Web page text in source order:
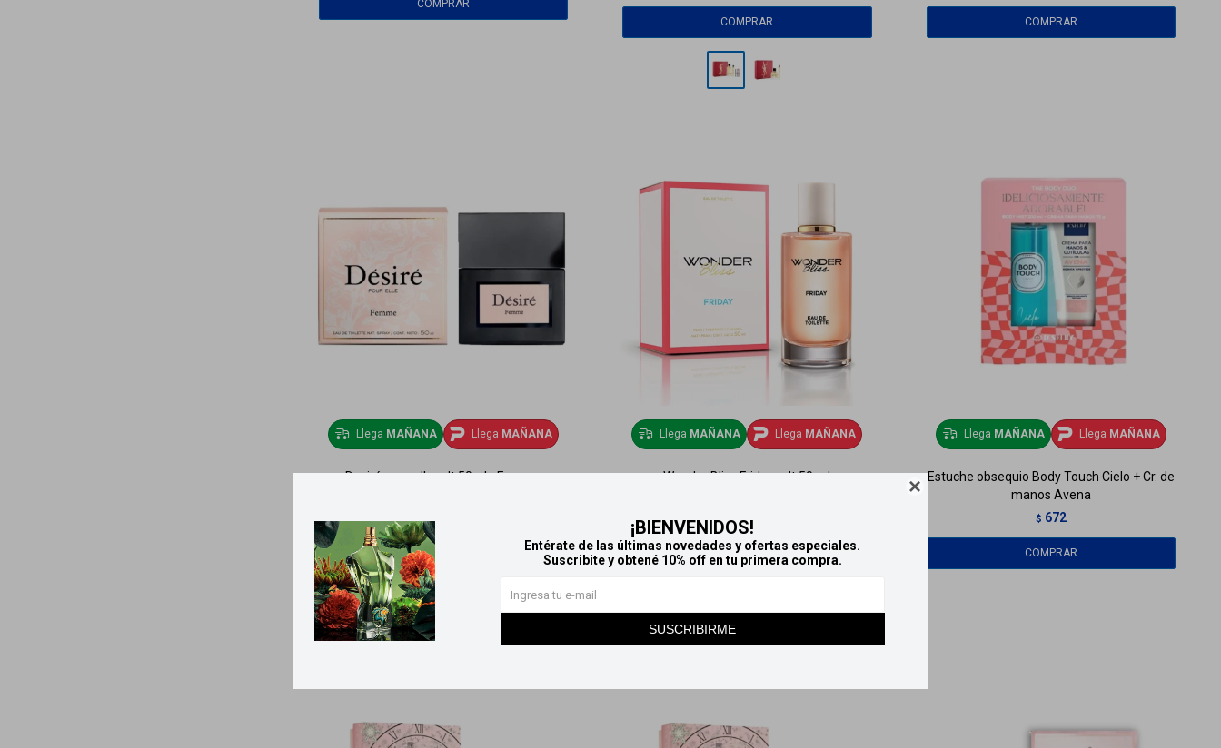

¡BIENVENIDOS!
Entérate de las últimas novedades y ofertas especiales.
Suscribite y obtené 10% off en tu primera compra.
SUSCRIBIRME
Llega MAÑANA Llega MAÑANA
Desiré pour elle edt 50ml - Femme
Llega MAÑANA Llega MAÑANA
Wonder Bliss Friday edt 50 ml
Llega MAÑANA Llega MAÑANA
Estuche obsequio Body Touch Cielo + Cr. de
manos Avena
$ 672